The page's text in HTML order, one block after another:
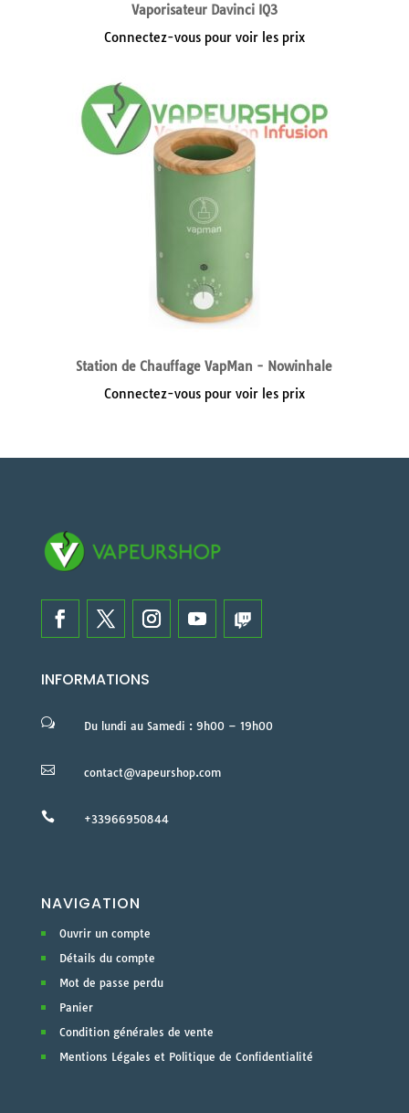
Vaporisateur Davinci IQ3
Connectez-vous pour voir les prix
Station de Chauffage VapMan - Nowinhale
Connectez-vous pour voir les prix
INFORMATIONS
w Du lundi au Samedi : 9h00 – 19h00
 contact@vapeurshop.com
 +33966950844
NAVIGATION
Ouvrir un compte
Détails du compte
Mot de passe perdu
Panier
Condition générales de vente
Mentions Légales et Politique de Confidentialité